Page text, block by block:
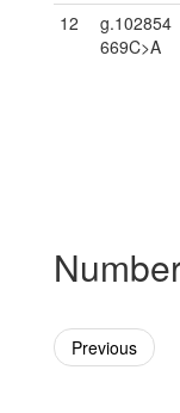
12
g.102854
669C>A
Previous